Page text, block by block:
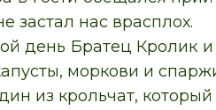
застал нас врасплох.
день Братец Кролик
моркови и
из крольчат,